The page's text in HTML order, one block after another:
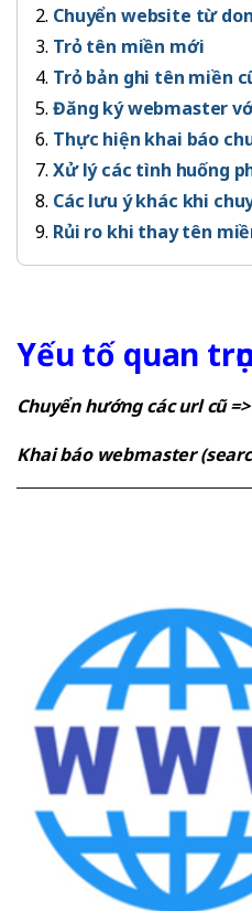
Chuyển website từ
Trỏ tên miền mới
Trỏ bản ghi tên miền
Đăng ký webmaster
Thực hiện khai báo
Xử lý các tình huống
Các lưu ý khác khi
Rủi ro khi thay tên
Yếu tố quan
Chuyển hướng các url cũ
Khai báo webmaster